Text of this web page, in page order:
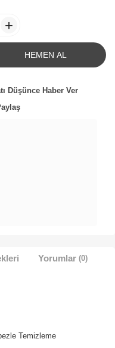
+
HEMEN AL
Düşünce Haber Ver
Yorumlar (0)
Temizleme